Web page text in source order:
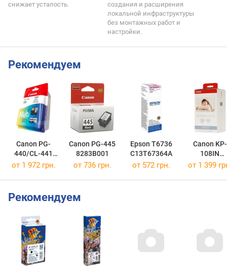
снижает усталость.
создания и расширения
локальной инфраструктуры
без монтажных работ и
настройки.
Рекомендуем
Canon PG-
440/CL-441
MULTI
Canon PG-445
8283B001
Epson T6736
C13T67364A
Canon KP-
108IN
3115B001
от 1 972 грн. от 736 грн. от 572 грн. от 1 399
Рекомендуем